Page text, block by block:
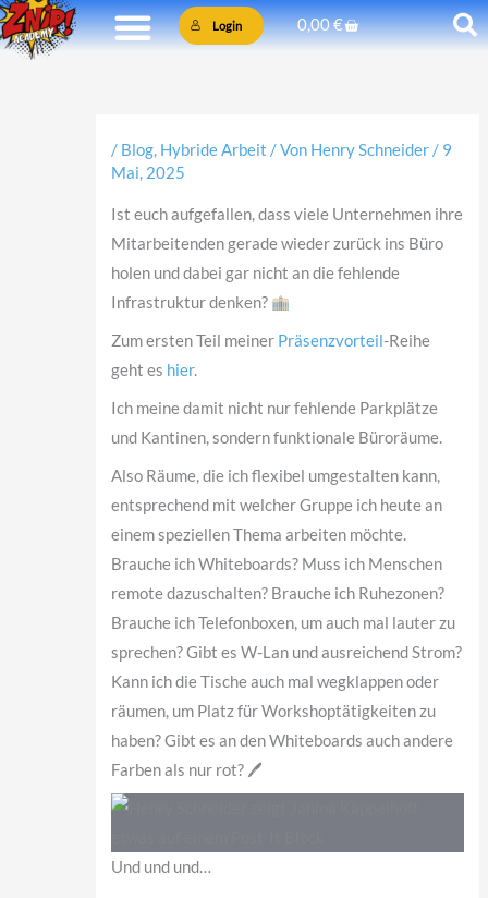
Zum
Inhalt
Login 0,00€Warenkorb
/ Blog, Hybride Arbeit / Von Henry Schneider / 9
Mai, 2025
Ist euch aufgefallen, dass viele Unternehmen ihre
Mitarbeitenden gerade wieder zurück ins Büro
holen und dabei gar nicht an die fehlende
Infrastruktur denken?
Zum ersten Teil meiner Präsenzvorteil-Reihe
geht es hier.
Ich meine damit nicht nur fehlende Parkplätze
und Kantinen, sondern funktionale Büroräume.
Also Räume, die ich flexibel umgestalten kann,
entsprechend mit welcher Gruppe ich heute an
einem speziellen Thema arbeiten möchte.
Brauche ich Whiteboards? Muss ich Menschen
remote dazuschalten? Brauche ich Ruhezonen?
Brauche ich Telefonboxen, um auch mal lauter zu
sprechen? Gibt es W-Lan und ausreichend Strom?
Kann ich die Tische auch mal wegklappen oder
räumen, um Platz für Workshoptätigkeiten zu
haben? Gibt es an den Whiteboards auch andere
Farben als nur rot? 🖊
Und und und…